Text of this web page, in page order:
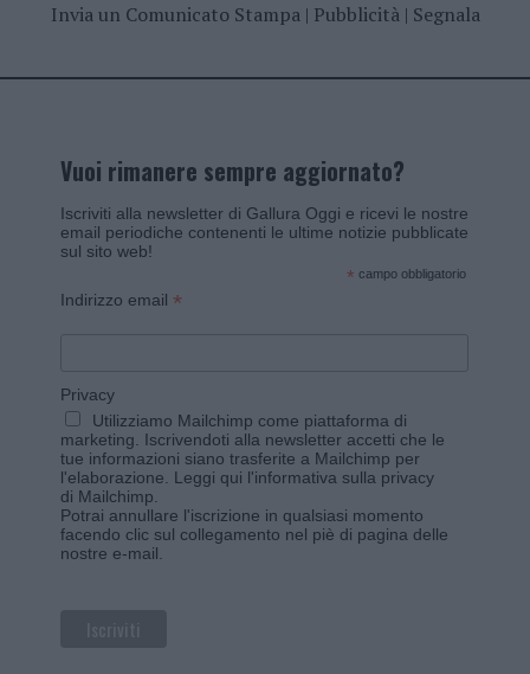
Invia un Comunicato Stampa| Pubblicità| Segnala
Vuoi rimanere sempre aggiornato?
Iscriviti alla newsletter di Gallura Oggi e ricevi le nostre
email periodiche contenenti le ultime notizie pubblicate
sul sito web!
* campo obbligatorio
Indirizzo email *
Privacy
Utilizziamo Mailchimp come piattaforma di
marketing. Iscrivendoti alla newsletter accetti che le
tue informazioni siano trasferite a Mailchimp per
l'elaborazione. Leggi qui l'informativa sulla privacy
di Mailchimp
Potrai annullare l'iscrizione in qualsiasi momento
facendo clic sul collegamento nel piè di pagina delle
nostre e-mail.